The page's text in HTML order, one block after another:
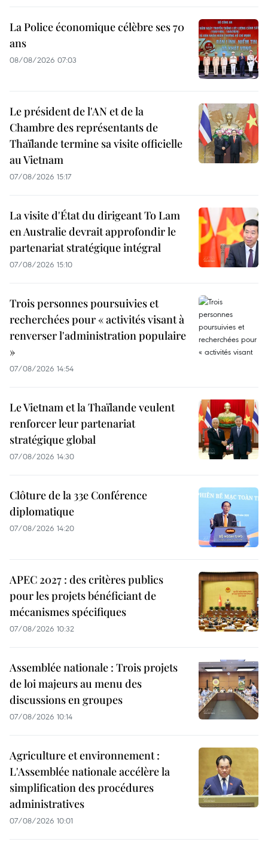
La Police économique célèbre ses 70
ans
08/08/2026 07:03
Le président de l'AN et de la
Chambre des représentants de
Thaïlande termine sa visite officielle
au Vietnam
07/08/2026 15:17
La visite d'État du dirigeant To Lam
en Australie devrait approfondir le
partenariat stratégique intégral
07/08/2026 15:10
Trois personnes poursuivies et
recherchées pour « activités visant à
renverser l'administration populaire
»
07/08/2026 14:54
Le Vietnam et la Thaïlande veulent
renforcer leur partenariat
stratégique global
07/08/2026 14:30
Clôture de la 33e Conférence
diplomatique
07/08/2026 14:20
APEC 2027 : des critères publics
pour les projets bénéficiant de
mécanismes spécifiques
07/08/2026 10:32
Assemblée nationale : Trois projets
de loi majeurs au menu des
discussions en groupes
07/08/2026 10:14
Agriculture et environnement :
L'Assemblée nationale accélère la
simplification des procédures
administratives
07/08/2026 10:01